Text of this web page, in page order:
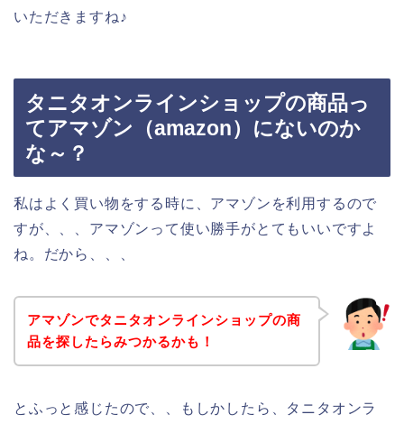
いただきますね♪
タニタオンラインショップの商品っ
てアマゾン（amazon）にないのか
な～？
私はよく買い物をする時に、アマゾンを利用するので
すが、、、アマゾンって使い勝手がとてもいいですよ
ね。だから、、、
アマゾンでタニタオンラインショップの商
品を探したらみつかるかも！
とふっと感じたので、、もしかしたら、タニタオンラ